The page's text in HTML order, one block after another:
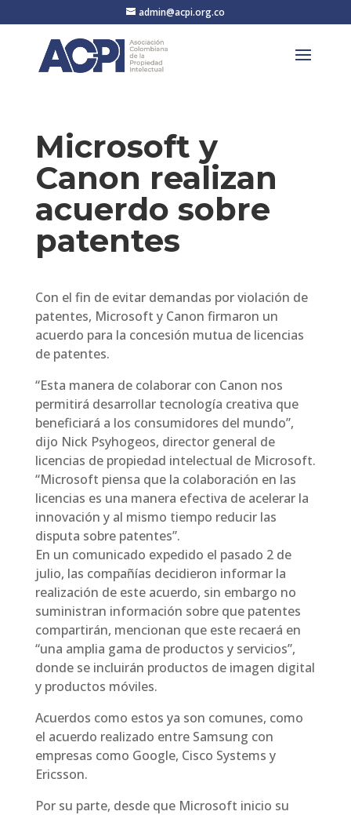
admin@acpi.org.co
Microsoft y
Canon realizan
acuerdo sobre
patentes
Con el fin de evitar demandas por violación de
patentes, Microsoft y Canon firmaron un
acuerdo para la concesión mutua de licencias
de patentes.
“Esta manera de colaborar con Canon nos
permitirá desarrollar tecnología creativa que
beneficiará a los consumidores del mundo”,
dijo Nick Psyhogeos, director general de
licencias de propiedad intelectual de Microsoft.
“Microsoft piensa que la colaboración en las
licencias es una manera efectiva de acelerar la
innovación y al mismo tiempo reducir las
disputa sobre patentes”.
En un comunicado expedido el pasado 2 de
julio, las compañías decidieron informar la
realización de este acuerdo, sin embargo no
suministran información sobre que patentes
compartirán, mencionan que este recaerá en
“una amplia gama de productos y servicios”,
donde se incluirán productos de imagen digital
y productos móviles.
Acuerdos como estos ya son comunes, como
el acuerdo realizado entre Samsung con
empresas como Google, Cisco Systems y
Ericsson.
Por su parte, desde que Microsoft inicio su